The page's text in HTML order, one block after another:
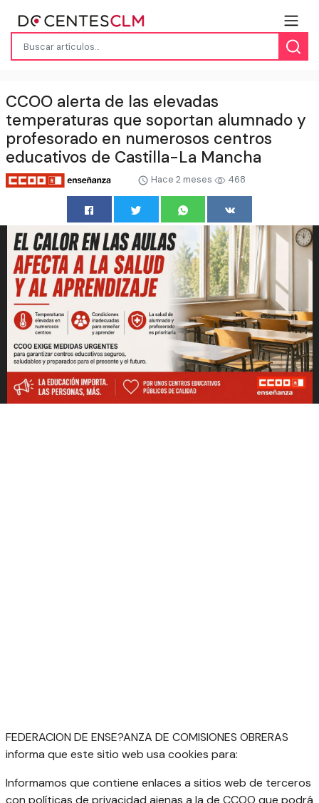
CCOO alerta de las elevadas
temperaturas que soportan alumnado y
profesorado en numerosos centros
educativos de Castilla-La Mancha
Hace 2 meses 468
FEDERACION DE ENSE?ANZA DE COMISIONES OBRERAS
informa que este sitio web usa cookies para:
Informamos que contiene enlaces a sitios web de terceros
con políticas de privacidad ajenas a la de CCOO que podrá